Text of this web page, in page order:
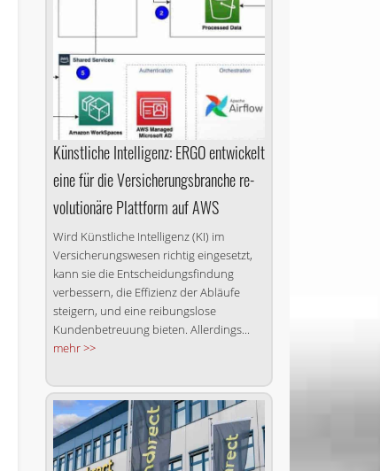
Künstliche Intelligenz: ERGO entwickelt
eine für die Versicherungsbranche re­
vo­lu­tio­nä­re Plattform auf AWS
Wird Künstliche Intelligenz (KI) im
Versicherungswesen richtig eingesetzt,
kann sie die Entscheidungsfindung
verbessern, die Effizienz der Abläufe
steigern, und eine reibungslose
Kundenbetreuung bieten. Allerdings...
mehr >>